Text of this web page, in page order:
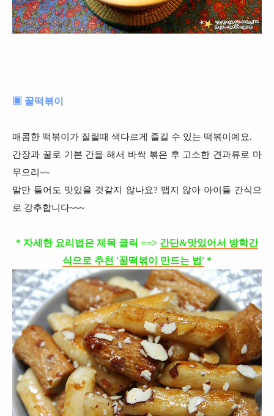
▣ 꿀떡볶이
매콤한 떡볶이가 질릴때 색다르게 즐길 수 있는 떡볶이예요.
간장과 꿀로 기본 간을 해서 바싹 볶은 후 고소한 견과류로 마
무으리~~
말만 들어도 맛있을 것같지 않나요? 맵지 않아 아이들 간식으
로 강추합니다~~~
* 자세한 요리법은 제목 클릭 ==> 간단&맛있어서 방학간
식으로 추천 '꿀떡볶이 만드는 법' *